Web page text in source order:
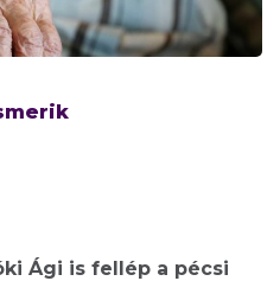
Ági is fellép a pécsi